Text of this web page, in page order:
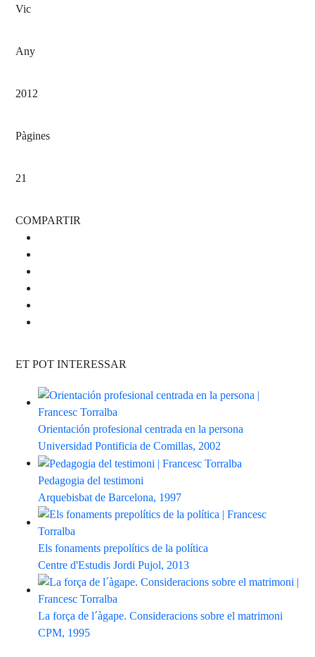
Vic
Any
2012
Pàgines
21
COMPARTIR
ET POT INTERESSAR
Orientación profesional centrada en la persona
Universidad Pontificia de Comillas, 2002
Pedagogia del testimoni
Arquebisbat de Barcelona, 1997
Els fonaments prepolítics de la política
Centre d'Estudis Jordi Pujol, 2013
La força de l´àgape. Consideracions sobre el matrimoni
CPM, 1995